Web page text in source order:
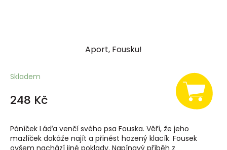
Aport, Fousku!
Skladem
248 Kč
Páníček Láďa venčí svého psa Fouska. Věří, že jeho
mazlíček dokáže najít a přinést hozený klacík. Fousek